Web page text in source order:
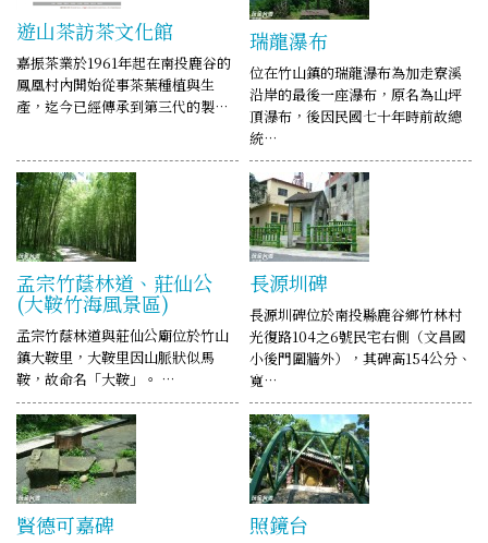
遊山茶訪茶文化館
嘉振茶業於1961年起在南投鹿谷的
鳳凰村內開始從事茶葉種植與生
產，迄今已經傳承到第三代的製…
瑞龍瀑布
位在竹山鎮的瑞龍瀑布為加走寮溪
沿岸的最後一座瀑布，原名為山坪
頂瀑布，後因民國七十年時前故總
統…
孟宗竹蔭林道、莊仙公
(大鞍竹海風景區)
孟宗竹蔭林道與莊仙公廟位於竹山
鎮大鞍里，大鞍里因山脈狀似馬
鞍，故命名「大鞍」。 …
長源圳碑
長源圳碑位於南投縣鹿谷鄉竹林村
光復路104之6號民宅右側（文昌國
小後門圍牆外），其碑高154公分、
寬…
賢德可嘉碑 照鏡台